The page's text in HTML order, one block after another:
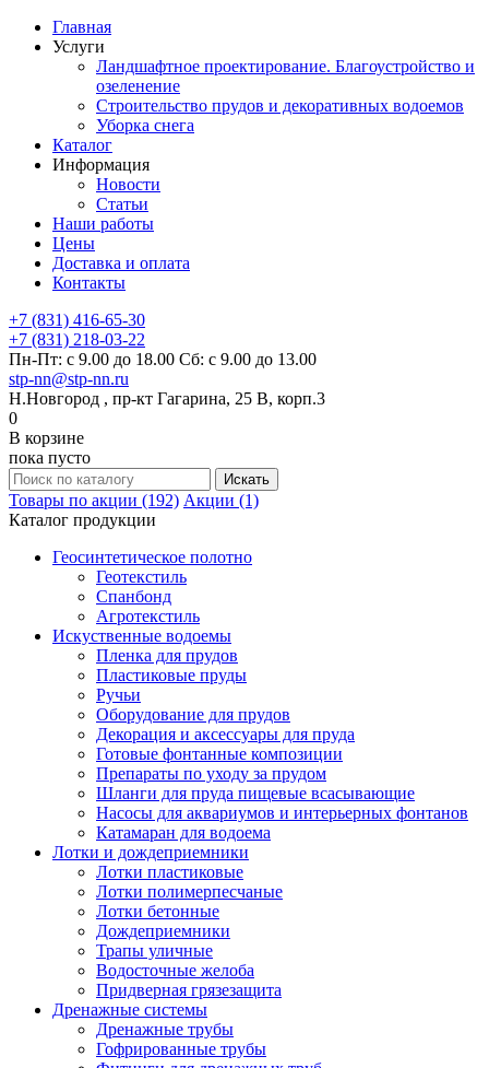
Главная
Услуги
Ландшафтное проектирование. Благоустройство и
озеленение
Строительство прудов и декоративных водоемов
Уборка снега
Каталог
Информация
Новости
Статьи
Наши работы
Цены
Доставка и оплата
Контакты
+7 (831) 416-65-30
+7 (831) 218-03-22
Пн-Пт: с 9.00 до 18.00 Сб: с 9.00 до 13.00
stp-nn@stp-nn.ru
Н.Новгород , пр-кт Гагарина, 25 В, корп.3
0
В корзине
пока пусто
Товары по акции (192) Акции (1)
Каталог продукции
Геосинтетическое полотно
Геотекстиль
Спанбонд
Агротекстиль
Искуственные водоемы
Пленка для прудов
Пластиковые пруды
Ручьи
Оборудование для прудов
Декорация и аксессуары для пруда
Готовые фонтанные композиции
Препараты по уходу за прудом
Шланги для пруда пищевые всасывающие
Насосы для аквариумов и интерьерных фонтанов
Катамаран для водоема
Лотки и дождеприемники
Лотки пластиковые
Лотки полимерпесчаные
Лотки бетонные
Дождеприемники
Трапы уличные
Водосточные желоба
Придверная грязезащита
Дренажные системы
Дренажные трубы
Гофрированные трубы